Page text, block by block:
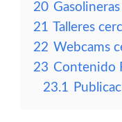
20
21 Talleres
22 Webcams
23 Contenido
23.1